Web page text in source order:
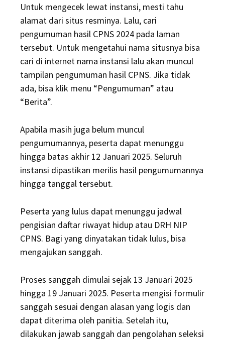
Untuk mengecek lewat instansi, mesti tahu
alamat dari situs resminya. Lalu, cari
pengumuman hasil CPNS 2024 pada laman
tersebut. Untuk mengetahui nama situsnya bisa
cari di internet nama instansi lalu akan muncul
tampilan pengumuman hasil CPNS. Jika tidak
ada, bisa klik menu “Pengumuman” atau
“Berita”.
Apabila masih juga belum muncul
pengumumannya, peserta dapat menunggu
hingga batas akhir 12 Januari 2025. Seluruh
instansi dipastikan merilis hasil pengumumannya
hingga tanggal tersebut.
Peserta yang lulus dapat menunggu jadwal
pengisian daftar riwayat hidup atau DRH NIP
CPNS. Bagi yang dinyatakan tidak lulus, bisa
mengajukan sanggah.
Proses sanggah dimulai sejak 13 Januari 2025
hingga 19 Januari 2025. Peserta mengisi formulir
sanggah sesuai dengan alasan yang logis dan
dapat diterima oleh panitia. Setelah itu,
dilakukan jawab sanggah dan pengolahan seleksi